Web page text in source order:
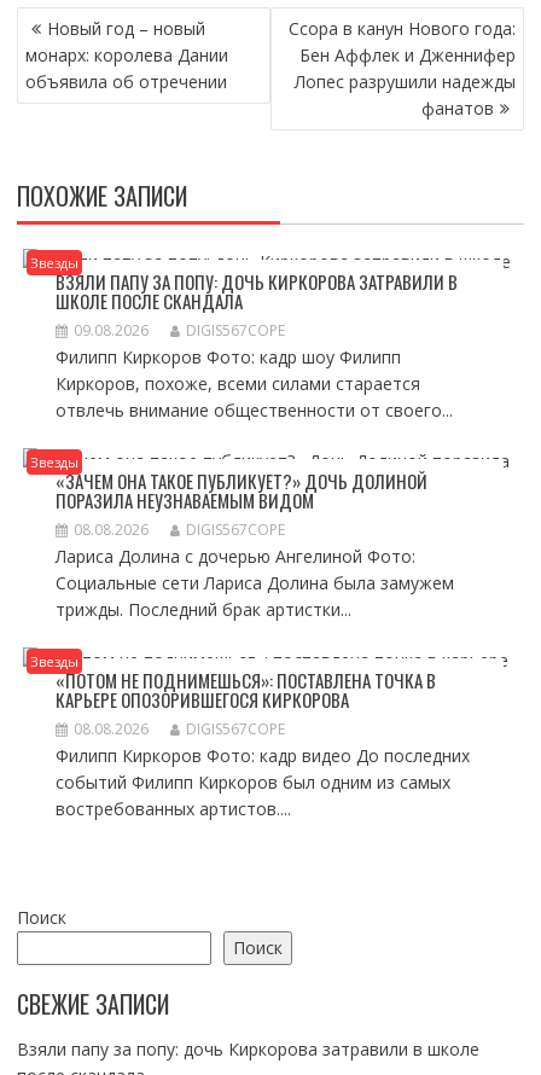
НАВИГАЦИЯ
ПО
ЗАПИСЯМ
Новый год – новый
монарх: королева Дании
объявила об отречении
Ссора в канун Нового года:
Бен Аффлек и Дженнифер
Лопес разрушили надежды
фанатов
ПОХОЖИЕ ЗАПИСИ
Звезды
ВЗЯЛИ ПАПУ ЗА ПОПУ: ДОЧЬ КИРКОРОВА ЗАТРАВИЛИ В
ШКОЛЕ ПОСЛЕ СКАНДАЛА
09.08.2026 DIGIS567COPE
Филипп Киркоров Фото: кадр шоу Филипп
Киркоров, похоже, всеми силами старается
отвлечь внимание общественности от своего...
Звезды
«ЗАЧЕМ ОНА ТАКОЕ ПУБЛИКУЕТ?» ДОЧЬ ДОЛИНОЙ
ПОРАЗИЛА НЕУЗНАВАЕМЫМ ВИДОМ
08.08.2026 DIGIS567COPE
Лариса Долина с дочерью Ангелиной Фото:
Социальные сети Лариса Долина была замужем
трижды. Последний брак артистки...
Звезды
«ПОТОМ НЕ ПОДНИМЕШЬСЯ»: ПОСТАВЛЕНА ТОЧКА В
КАРЬЕРЕ ОПОЗОРИВШЕГОСЯ КИРКОРОВА
08.08.2026 DIGIS567COPE
Филипп Киркоров Фото: кадр видео До последних
событий Филипп Киркоров был одним из самых
востребованных артистов....
Поиск
Поиск
СВЕЖИЕ ЗАПИСИ
Взяли папу за попу: дочь Киркорова затравили в школе